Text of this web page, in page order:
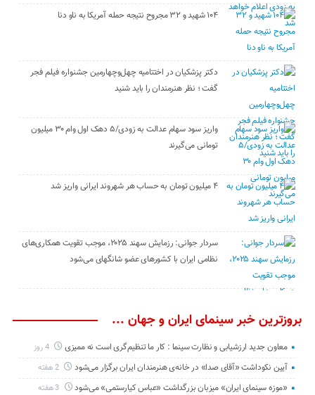
۱۰۴ شهید و ۳۲ مجروح نتیجه حمله آمریکا به ناو دنا
دکتر پزشکیان در اختتامیه چهل‌وچهارمین جشنواره فیلم فجر
گفت ؛ نظر هنرمندان را باید شنید
واریز سود سهام عدالت به زودی/۵ دهک اول وام ۳۰ میلیون
تومانی می‌گیرند
۴ میلیون تومان به حساب هر شهروند ایرانی واریز شد
سردار جوانی: رزمایش سهند ۲۰۲۵، موجب تقویت همکاری‌های
نظامی ایران با کشور‌های عضو شانگهای می‌شود
بروزترین خبر سینمای ایران و جهان ...
معاون جدید ارزشیابی و نظارت سینما : کار ما تنظیم‌گری است نه ممیزی 4 روز
آیین نکوداشت «آقای صدا» در خانه‌ی هنرمندان ایران برگزار می‌شود 2 هفته
«موزه سینمای ایران» میزبان بزرگداشت «عباس کیارستمی» می‌شود 3 هفته